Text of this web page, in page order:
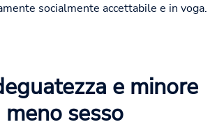
socialmente accettabile e in voga.
e minore
sesso